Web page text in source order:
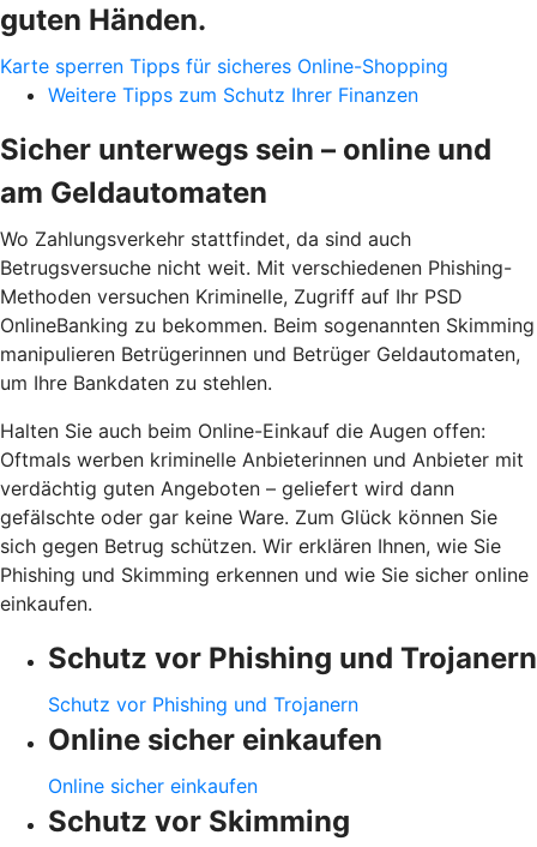
guten Händen.
Karte sperren Tipps für sicheres Online-Shopping
Weitere Tipps zum Schutz Ihrer Finanzen
Sicher unterwegs sein – online und
am Geldautomaten
Wo Zahlungsverkehr stattfindet, da sind auch
Betrugsversuche nicht weit. Mit verschiedenen Phishing-
Methoden versuchen Kriminelle, Zugriff auf Ihr PSD
OnlineBanking zu bekommen. Beim sogenannten Skimming
manipulieren Betrügerinnen und Betrüger Geldautomaten,
um Ihre Bankdaten zu stehlen.
Halten Sie auch beim Online-Einkauf die Augen offen:
Oftmals werben kriminelle Anbieterinnen und Anbieter mit
verdächtig guten Angeboten – geliefert wird dann
gefälschte oder gar keine Ware. Zum Glück können Sie
sich gegen Betrug schützen. Wir erklären Ihnen, wie Sie
Phishing und Skimming erkennen und wie Sie sicher online
einkaufen.
Schutz vor Phishing und Trojanern
Schutz vor Phishing und Trojanern
Online sicher einkaufen
Online sicher einkaufen
Schutz vor Skimming